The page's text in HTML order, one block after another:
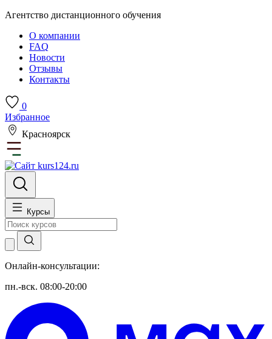
Агентство дистанционного обучения
О компании
FAQ
Новости
Отзывы
Контакты
0
Избранное
Красноярск
Курсы
Онлайн-консультации:
пн.-вск. 08:00-20:00